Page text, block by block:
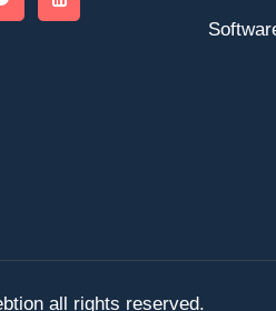
all rights reserved.